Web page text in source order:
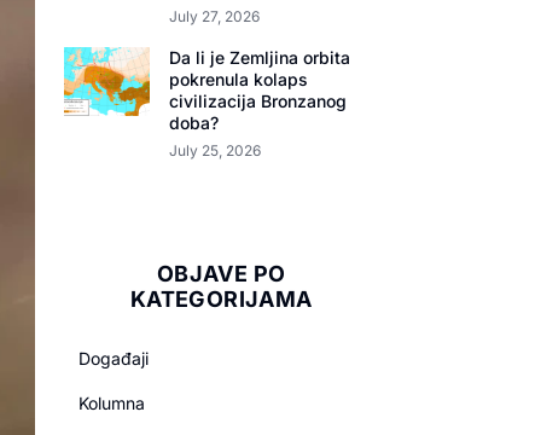
July 27, 2026
Da li je Zemljina orbita
pokrenula kolaps
civilizacija Bronzanog
doba?
July 25, 2026
OBJAVE PO
KATEGORIJAMA
Događaji
Kolumna